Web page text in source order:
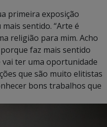
primeira exposição
sentido. “Arte é
religião para mim. Acho
faz mais sentido
ter uma oportunidade
que são muito elitistas
bons trabalhos que